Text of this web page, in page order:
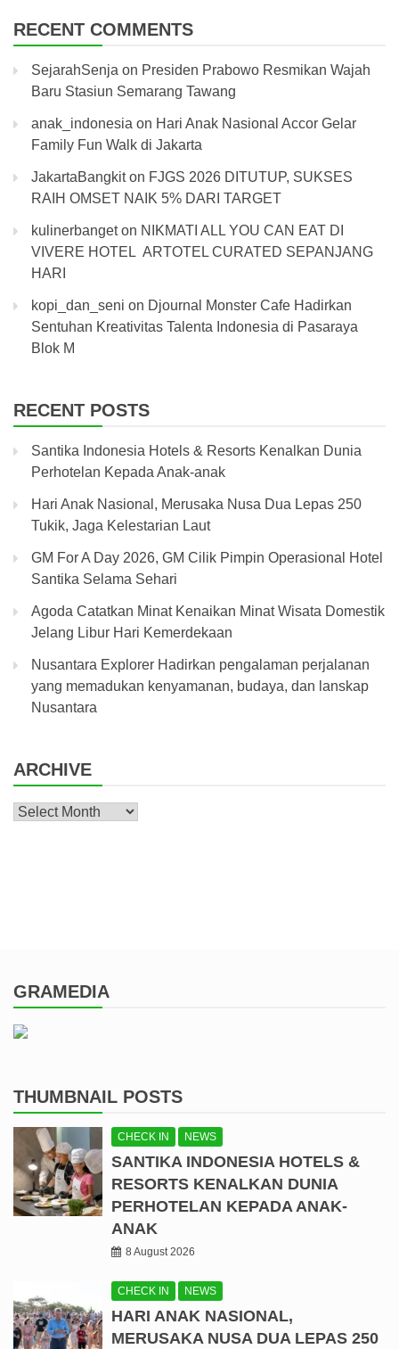
RECENT COMMENTS
SejarahSenja on Presiden Prabowo Resmikan Wajah
Baru Stasiun Semarang Tawang
anak_indonesia on Hari Anak Nasional Accor Gelar
Family Fun Walk di Jakarta
JakartaBangkiton FJGS 2026 DITUTUP, SUKSES
RAIH OMSET NAIK 5% DARI TARGET
kulinerbangeton NIKMATI ALL YOU CAN EAT DI
VIVERE HOTEL ARTOTEL CURATED SEPANJANG
HARI
kopi_dan_seni on Djournal Monster Cafe Hadirkan
Sentuhan Kreativitas Talenta Indonesia di Pasaraya
Blok M
RECENT POSTS
Santika Indonesia Hotels & Resorts Kenalkan Dunia
Perhotelan Kepada Anak-anak
Hari Anak Nasional, Merusaka Nusa Dua Lepas 250
Tukik, Jaga Kelestarian Laut
GM For A Day 2026, GM Cilik Pimpin Operasional Hotel
Santika Selama Sehari
Agoda Catatkan Minat Kenaikan Minat Wisata Domestik
Jelang Libur Hari Kemerdekaan
Nusantara Explorer Hadirkan pengalaman perjalanan
yang memadukan kenyamanan, budaya, dan lanskap
Nusantara
ARCHIVE
Archive
GRAMEDIA
THUMBNAIL POSTS
CHECK IN NEWS
SANTIKA INDONESIA HOTELS &
RESORTS KENALKAN DUNIA
PERHOTELAN KEPADA ANAK-
ANAK
8 August 2026
CHECK IN NEWS
HARI ANAK NASIONAL,
MERUSAKA NUSA DUA LEPAS 250